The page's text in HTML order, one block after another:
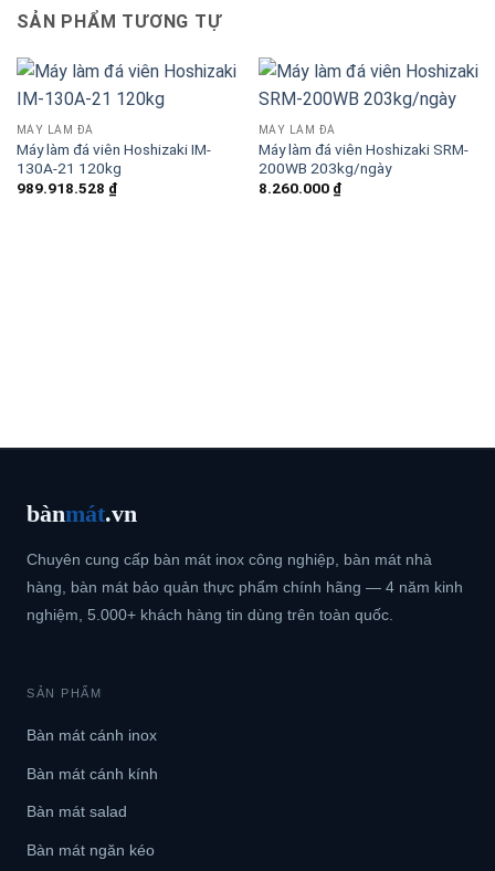
SẢN PHẨM TƯƠNG TỰ
MÁY LÀM ĐÁ
Máy làm đá viên Hoshizaki IM-
130A-21 120kg
989.918.528 ₫
MÁY LÀM ĐÁ
Máy làm đá viên Hoshizaki SRM-
200WB 203kg/ngày
8.260.000 ₫
bànmát.vn
Chuyên cung cấp bàn mát inox công nghiệp, bàn mát nhà
hàng, bàn mát bảo quản thực phẩm chính hãng — 4 năm kinh
nghiệm, 5.000+ khách hàng tin dùng trên toàn quốc.
SẢN PHẨM
Bàn mát cánh inox
Bàn mát cánh kính
Bàn mát salad
Bàn mát ngăn kéo